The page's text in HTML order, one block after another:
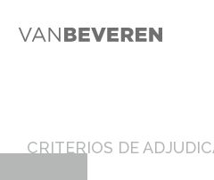
CRITERIOS DE